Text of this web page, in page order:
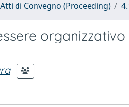
di Convegno (Proceeding)